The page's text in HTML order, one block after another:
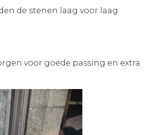
de stenen laag voor laag
voor goede passing en extra